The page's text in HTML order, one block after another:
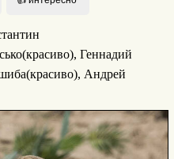
Геннадий
Андрей